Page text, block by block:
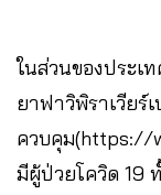
ในส่วนของประเ
ยาฟาวิพิราเวียร์
ควบคุม(https://
มีผู้ป่วยโควิด 19